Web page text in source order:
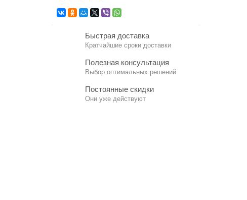
Быстрая доставка
Кратчайшие сроки доставки
Полезная консультация
Выбор оптимальных решений
Постоянные скидки
Они уже действуют